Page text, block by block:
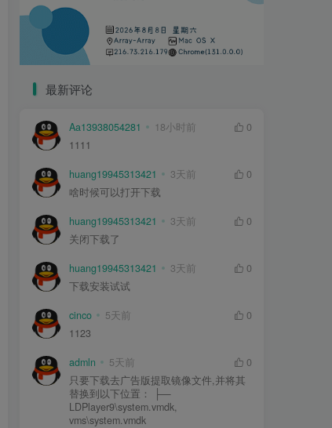
最新评论
Aa13938054281 18小时前
0
1111
huang19945313421 3天前
0
啥时候可以打开下载
huang19945313421 3天前
0
关闭下载了
huang19945313421 3天前
0
下载安装试试
cinco 5天前
0
1123
admln 5天前
0
只要下载去广告版提取镜像文件,并将其
替换到以下位置： ├—
LDPlayer9\system.vmdk,
vms\system.vmdk